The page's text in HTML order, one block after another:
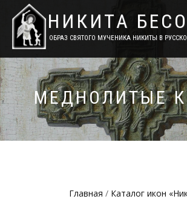
НИКИТА
ОБРАЗ СВЯТОГО МУЧЕНИКА НИКИТЫ В
МЕДНОЛИТЫЕ
Главная / Каталог икон